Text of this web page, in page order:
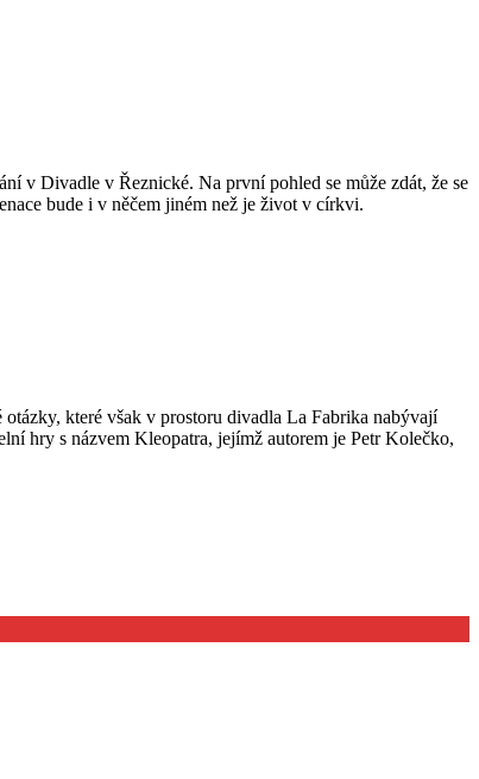
v Divadle v Řeznické. Na první pohled se může zdát, že se
bude i v něčem jiném než je život v církvi.
které však v prostoru divadla La Fabrika nabývají
hry s názvem Kleopatra, jejímž autorem je Petr Kolečko,